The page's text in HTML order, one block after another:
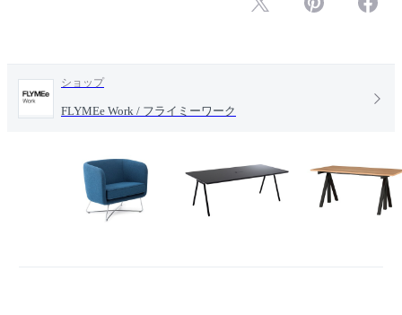
ショップ
FLYMEe Work / フライミーワーク